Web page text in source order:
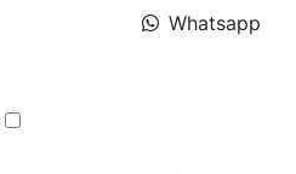
Whatsapp